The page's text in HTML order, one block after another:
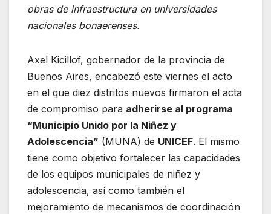
obras de infraestructura en universidades
nacionales bonaerenses.
Axel Kicillof, gobernador de la provincia de
Buenos Aires, encabezó este viernes el acto
en el que diez distritos nuevos firmaron el acta
de compromiso para adherirse al programa
“Municipio Unido por la Niñez y
Adolescencia” (MUNA) de UNICEF. El mismo
tiene como objetivo fortalecer las capacidades
de los equipos municipales de niñez y
adolescencia, así como también el
mejoramiento de mecanismos de coordinación